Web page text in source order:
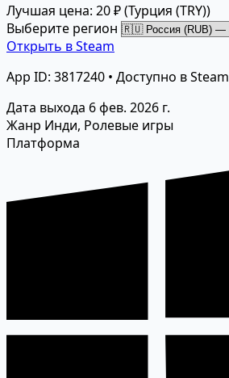
Лучшая цена: 20 ₽(Турция (TRY))
Выберите регион
Открыть в Steam
App ID: 3817240 • Доступно в Steam
Дата выхода 6 фев. 2026 г.
Жанр Инди, Ролевые игры
Платформа